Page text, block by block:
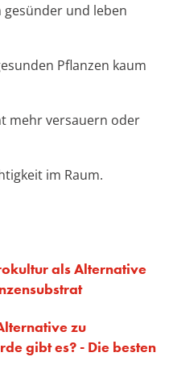
gesünder und leben
Pflanzen kaum
mehr versauern oder
im Raum.
als Alternative
zu
gibt es? - Die besten